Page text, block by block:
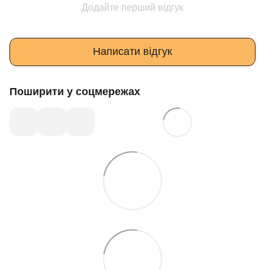
Додайте перший відгук
Написати відгук
Поширити у соцмережах